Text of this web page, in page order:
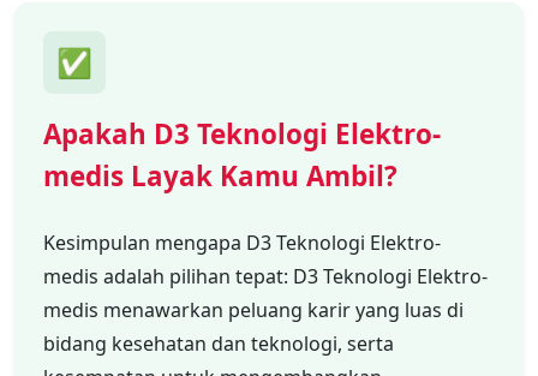
✅
Apakah D3 Teknologi Elektro-
medis Layak Kamu Ambil?
Kesimpulan mengapa D3 Teknologi Elektro-
medis adalah pilihan tepat: D3 Teknologi Elektro-
medis menawarkan peluang karir yang luas di
bidang kesehatan dan teknologi, serta